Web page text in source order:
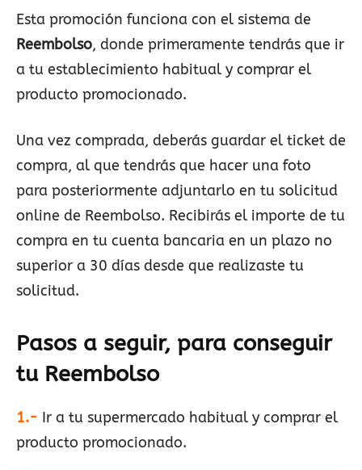
Esta promoción funciona con el sistema de
Reembolso, donde primeramente tendrás que ir
a tu establecimiento habitual y comprar el
producto promocionado.
Una vez comprada, deberás guardar el ticket de
compra, al que tendrás que hacer una foto
para posteriormente adjuntarlo en tu solicitud
online de Reembolso. Recibirás el importe de tu
compra en tu cuenta bancaria en un plazo no
superior a 30 días desde que realizaste tu
solicitud.
Pasos a seguir, para conseguir
tu Reembolso
1.- Ir a tu supermercado habitual y comprar el
producto promocionado.